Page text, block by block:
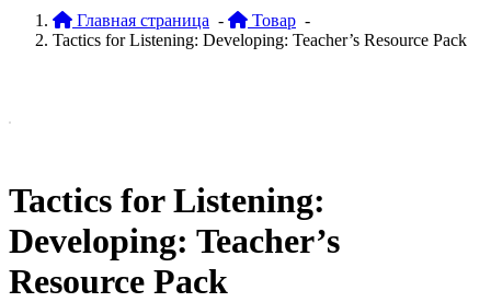
Главная страница - Товар -
Tactics for Listening: Developing: Teacher’s Resource Pack
Tactics for Listening:
Developing: Teacher’s
Resource Pack